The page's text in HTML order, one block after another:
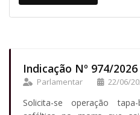
Indicação Nº 974/2026
Parlamentar 22/06/
Solicita-se operação